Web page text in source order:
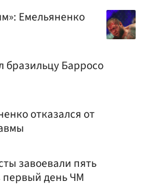
Емельяненко
бразильцу Барросо
отказался от
завоевали пять
первый день ЧМ